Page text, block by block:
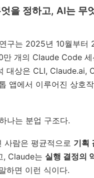
을 정하고, AI는 무
구는 2025년 10월부터
만 개의 Claude Code 세
대상은 CLI, Claude.ai,
앱에서 이루어진 상호
나는 분업 구조다.
사람은 평균적으로 기획
, Claude는 실행 결정의
하면 이런 식이다.